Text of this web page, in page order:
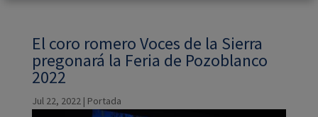
El coro romero Voces de la Sierra
pregonará la Feria de Pozoblanco
2022
Jul 22, 2022| Portada